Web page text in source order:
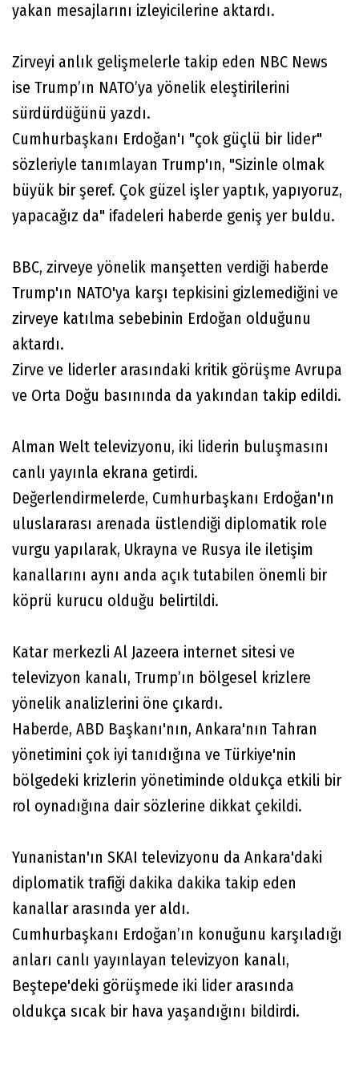
yakan mesajlarını izleyicilerine aktardı.
Zirveyi anlık gelişmelerle takip eden NBC News
ise Trump’ın NATO’ya yönelik eleştirilerini
sürdürdüğünü yazdı.
Cumhurbaşkanı Erdoğan'ı "çok güçlü bir lider"
sözleriyle tanımlayan Trump'ın, "Sizinle olmak
büyük bir şeref. Çok güzel işler yaptık, yapıyoruz,
yapacağız da" ifadeleri haberde geniş yer buldu.
BBC, zirveye yönelik manşetten verdiği haberde
Trump'ın NATO'ya karşı tepkisini gizlemediğini ve
zirveye katılma sebebinin Erdoğan olduğunu
aktardı.
Zirve ve liderler arasındaki kritik görüşme Avrupa
ve Orta Doğu basınında da yakından takip edildi.
Alman Welt televizyonu, iki liderin buluşmasını
canlı yayınla ekrana getirdi.
Değerlendirmelerde, Cumhurbaşkanı Erdoğan'ın
uluslararası arenada üstlendiği diplomatik role
vurgu yapılarak, Ukrayna ve Rusya ile iletişim
kanallarını aynı anda açık tutabilen önemli bir
köprü kurucu olduğu belirtildi.
Katar merkezli Al Jazeera internet sitesi ve
televizyon kanalı, Trump’ın bölgesel krizlere
yönelik analizlerini öne çıkardı.
Haberde, ABD Başkanı'nın, Ankara'nın Tahran
yönetimini çok iyi tanıdığına ve Türkiye'nin
bölgedeki krizlerin yönetiminde oldukça etkili bir
rol oynadığına dair sözlerine dikkat çekildi.
Yunanistan'ın SKAI televizyonu da Ankara'daki
diplomatik trafiği dakika dakika takip eden
kanallar arasında yer aldı.
Cumhurbaşkanı Erdoğan’ın konuğunu karşıladığı
anları canlı yayınlayan televizyon kanalı,
Beştepe'deki görüşmede iki lider arasında
oldukça sıcak bir hava yaşandığını bildirdi.